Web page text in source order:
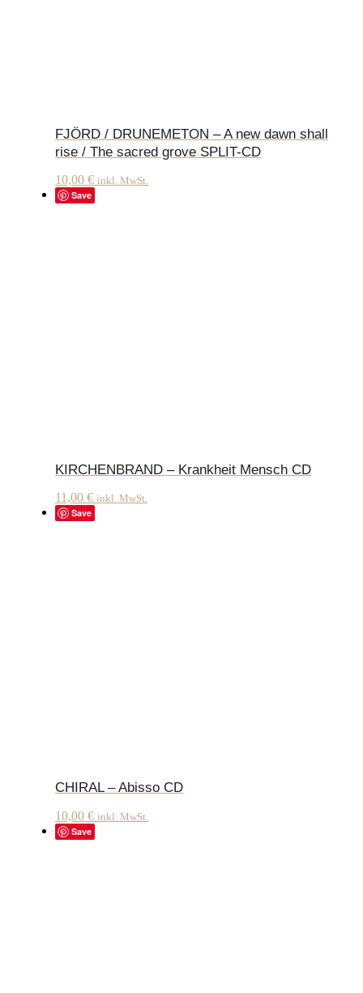
FJÖRD / DRUNEMETON – A new dawn shall
rise / The sacred grove SPLIT-CD
10,00 € inkl. MwSt.
Save
KIRCHENBRAND – Krankheit Mensch CD
11,00 € inkl. MwSt.
Save
CHIRAL – Abisso CD
10,00 € inkl. MwSt.
Save